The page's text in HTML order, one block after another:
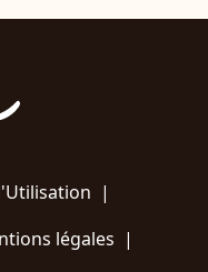
|
légales |